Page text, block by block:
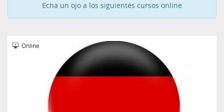
Echa un ojo a los siguientes cursos online
Online